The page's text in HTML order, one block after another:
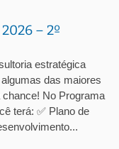
– 2º
estratégica
das maiores
No Programa
terá: ✅ Plano de